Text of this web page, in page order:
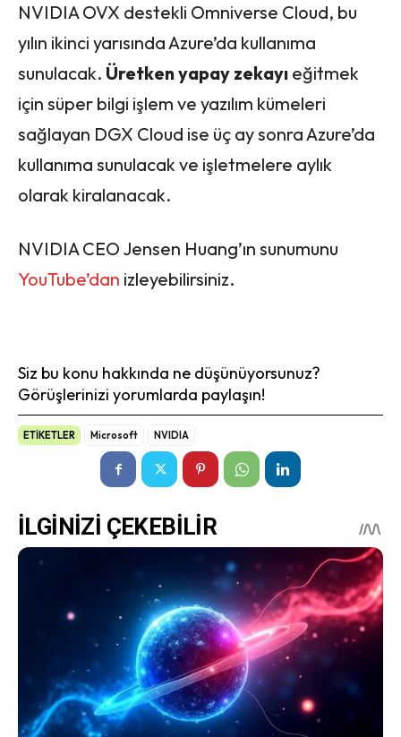
NVIDIA OVX destekli Omniverse Cloud, bu
yılın ikinci yarısında Azure’da kullanıma
sunulacak. Üretken yapay zekayı eğitmek
için süper bilgi işlem ve yazılım kümeleri
sağlayan DGX Cloud ise üç ay sonra Azure’da
kullanıma sunulacak ve işletmelere aylık
olarak kiralanacak.
NVIDIA CEO Jensen Huang’ın sunumunu
YouTube’dan izleyebilirsiniz.
Siz bu konu hakkında ne düşünüyorsunuz?
Görüşlerinizi yorumlarda paylaşın!
ETİKETLER Microsoft NVIDIA